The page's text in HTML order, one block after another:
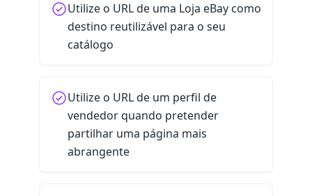
Utilize o URL de uma Loja eBay como
destino reutilizável para o seu
catálogo
Utilize o URL de um perfil de
vendedor quando pretender
partilhar uma página mais
abrangente